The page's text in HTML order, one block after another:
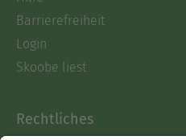
Barrierefreiheit
Login
Skoobe liest
Rechtliches